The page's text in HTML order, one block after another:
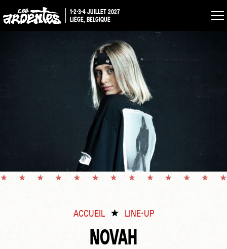
1-2-3-4 JUILLET 2027
LIÈGE, BELGIQUE
ACCUEIL LINE-UP
NOVAH